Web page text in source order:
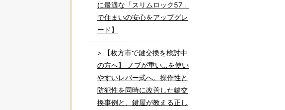
に最適な「スリムロック57」
で住まいの安心をアップグレ
ード】
【枚方市で鍵交換を検討中
の方へ】 ノブが重い…を使い
やすいレバー式へ。操作性と
防犯性を同時に改善した鍵交
換事例と、鍵屋が教える正し